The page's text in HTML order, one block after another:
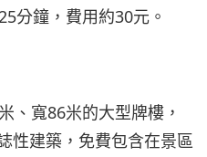
分鐘，費用約30元。
、寬86米的大型牌樓，
性建築，免費包含在景區